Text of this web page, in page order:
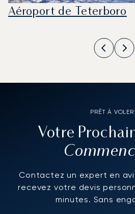
Aéroport de Teterboro
PRÊT À
Votre
Contactez un expert en
recevez votre devis
minutes. Sans